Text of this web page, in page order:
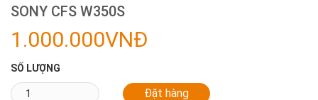
SONY CFS W350S
1.000.000VNĐ
SỐ LƯỢNG